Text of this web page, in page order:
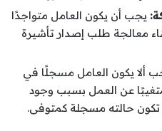
يجب أن يكون العامل متواجدًا
معالجة طلب إصدار تأشيرة
ألا يكون العامل مسجلًا في
متغيبًا عن العمل بسبب وجود
تكون حالته مسجلة كمتوفى.